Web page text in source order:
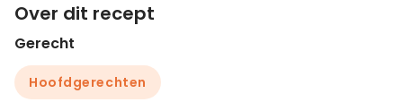
Over dit recept
Gerecht
Hoofdgerechten